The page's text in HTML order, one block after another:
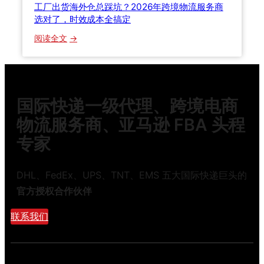
半
冤
枉
过
！
老
代
行
业
内
看
完
半
工厂出货海外仓总踩坑？2026年跨境物流服务商
选对了，时效成本全搞定
阅读全文 ：
厂
海
外
仓
坑
？
6
国际快递一级代理、跨境电商
物流服务商、亚马逊 FBA 头程
专家
DHL、FedEx、UPS、TNT、EMS 五大国际快递巨头的
官方授权合作伙伴
联系我们